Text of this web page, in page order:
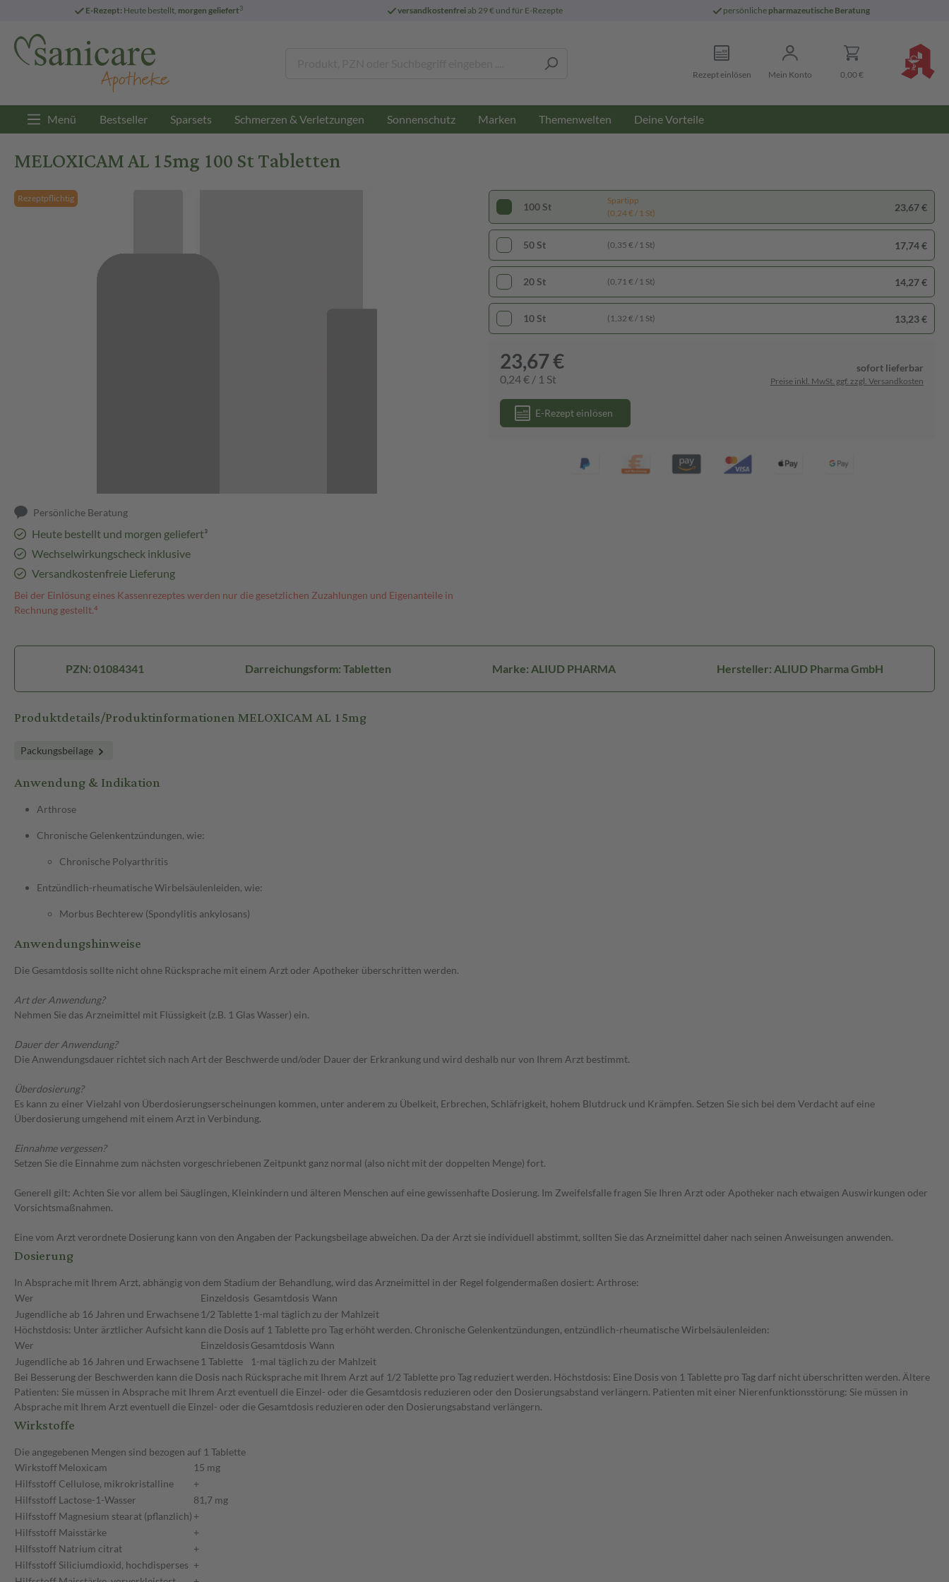
E-Rezept: Heute bestellt, morgen geliefert3 versandkostenfreiab 29 € und für E-Rezepte persönliche pharmazeutische Beratung
Rezept einlösen Mein Konto 0,00 €
Menü Bestseller Sparsets Schmerzen & Verletzungen Sonnenschutz Marken Themenwelten Deine Vorteile
MELOXICAM AL 15mg 100 St Tabletten
Rezeptpflichtig
Persönliche Beratung
Heute bestellt und morgen geliefert³
Wechselwirkungscheck inklusive
Versandkostenfreie Lieferung
Bei der Einlösung eines Kassenrezeptes werden nur die gesetzlichen Zuzahlungen und Eigenanteile in
Rechnung gestellt.⁴
100 St
Spartipp
(0,24 € / 1 St)
23,67 €
50 St (0,35 € / 1 St) 17,74 €
20 St (0,71 € / 1 St) 14,27 €
10 St (1,32 € / 1 St) 13,23 €
23,67 €
0,24 € / 1 St
sofort lieferbar
Preise inkl. MwSt. ggf. zzgl. Versandkosten
E-Rezept einlösen
PZN: 01084341 Darreichungsform: Tabletten Marke: ALIUD PHARMA Hersteller: ALIUD Pharma GmbH
Produktdetails/Produktinformationen MELOXICAM AL 15mg
Packungsbeilage
Anwendung & Indikation
Arthrose
Chronische Gelenkentzündungen, wie:
Chronische Polyarthritis
Entzündlich-rheumatische Wirbelsäulenleiden, wie:
Morbus Bechterew (Spondylitis ankylosans)
Anwendungshinweise
Die Gesamtdosis sollte nicht ohne Rücksprache mit einem Arzt oder Apotheker überschritten werden.
Art der Anwendung?
Nehmen Sie das Arzneimittel mit Flüssigkeit (z.B. 1 Glas Wasser) ein.
Dauer der Anwendung?
Die Anwendungsdauer richtet sich nach Art der Beschwerde und/oder Dauer der Erkrankung und wird deshalb nur von Ihrem Arzt bestimmt.
Überdosierung?
Es kann zu einer Vielzahl von Überdosierungserscheinungen kommen, unter anderem zu Übelkeit, Erbrechen, Schläfrigkeit, hohem Blutdruck und Krämpfen. Setzen Sie sich bei dem Verdacht auf eine
Überdosierung umgehend mit einem Arzt in Verbindung.
Einnahme vergessen?
Setzen Sie die Einnahme zum nächsten vorgeschriebenen Zeitpunkt ganz normal (also nicht mit der doppelten Menge) fort.
Generell gilt: Achten Sie vor allem bei Säuglingen, Kleinkindern und älteren Menschen auf eine gewissenhafte Dosierung. Im Zweifelsfalle fragen Sie Ihren Arzt oder Apotheker nach etwaigen Auswirkungen oder
Vorsichtsmaßnahmen.
Eine vom Arzt verordnete Dosierung kann von den Angaben der Packungsbeilage abweichen. Da der Arzt sie individuell abstimmt, sollten Sie das Arzneimittel daher nach seinen Anweisungen anwenden.
Dosierung
In Absprache mit Ihrem Arzt, abhängig von dem Stadium der Behandlung, wird das Arzneimittel in der Regel folgendermaßen dosiert: Arthrose:
Wer
Einzeldosis Gesamtdosis Wann
Jugendliche ab 16 Jahren und Erwachsene 1/2 Tablette 1-mal täglich zu der Mahlzeit
Höchstdosis: Unter ärztlicher Aufsicht kann die Dosis auf 1 Tablette pro Tag erhöht werden. Chronische Gelenkentzündungen, entzündlich-rheumatische Wirbelsäulenleiden:
Wer
Einzeldosis Gesamtdosis Wann
Jugendliche ab 16 Jahren und Erwachsene 1 Tablette 1-mal täglich zu der Mahlzeit
Bei Besserung der Beschwerden kann die Dosis nach Rücksprache mit Ihrem Arzt auf 1/2 Tablette pro Tag reduziert werden. Höchstdosis: Eine Dosis von 1 Tablette pro Tag darf nicht überschritten werden. Ältere
Patienten: Sie müssen in Absprache mit Ihrem Arzt eventuell die Einzel- oder die Gesamtdosis reduzieren oder den Dosierungsabstand verlängern. Patienten mit einer Nierenfunktionsstörung: Sie müssen in
Absprache mit Ihrem Arzt eventuell die Einzel- oder die Gesamtdosis reduzieren oder den Dosierungsabstand verlängern.
Wirkstoffe
Die angegebenen Mengen sind bezogen auf 1 Tablette
WirkstoffMeloxicam
15 mg
Hilfsstoff Cellulose, mikrokristalline
+
Hilfsstoff Lactose-1-Wasser
81,7 mg
Hilfsstoff Magnesium stearat (pflanzlich) +
Hilfsstoff Maisstärke
+
Hilfsstoff Natrium citrat
+
Hilfsstoff Siliciumdioxid, hochdisperses +